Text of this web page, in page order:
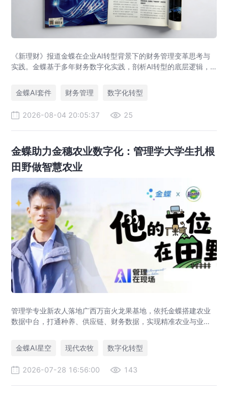
《新理财》报道金蝶在企业AI转型背景下的财务管理变革思考与
实践。金蝶基于多年财务数字化实践，剖析AI转型的底层逻辑，
力企业实现从核算型财务到价值创造型财务的跃迁。
金蝶AI套件 财务管理 数字化转型
2026-08-04 20:05:37 25
金蝶助力金穗农业数字化：管理学大学生扎根
田野做智慧农业
管理学专业新农人落地广西万亩火龙果基地，依托金蝶搭建农业
数据中台，打通种养、供应链、财务数据，实现精准农业与业财
金蝶AI星空
现代农牧 数字化转型
2026-07-28 16:56:00 143